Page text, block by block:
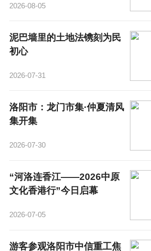
2026-08-05
泥巴墙里的土地法镌刻为民
初心
2026-07-31
洛阳市：龙门市集·仲夏清风
集开集
2026-07-30
“河洛连香江——2026中原
文化香港行”今日启幕
2026-07-05
游客参观洛阳市中信重工焦